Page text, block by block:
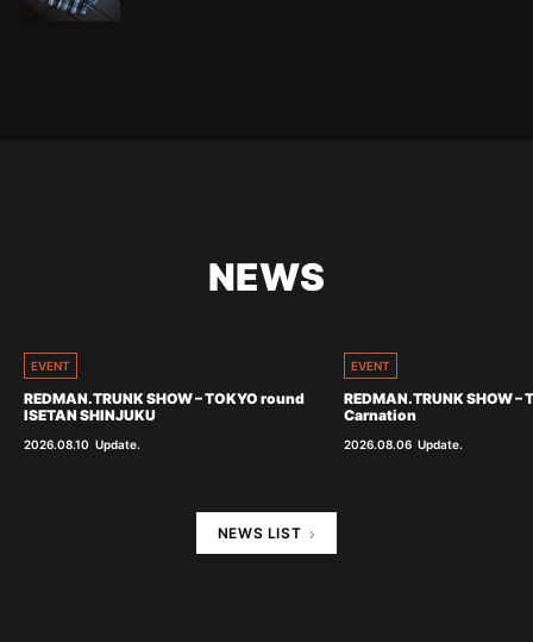
NEWS
EVENT
REDMAN.TRUNK SHOW – TOKYO round
ISETAN SHINJUKU
2026.08.10 Update.
EVENT
REDMAN.TRUNK SHOW –
Carnation
2026.08.06 Update.
NEWS LIST